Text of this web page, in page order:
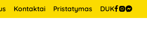
Kontaktai Pristatymas DUK